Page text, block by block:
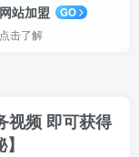
网站加盟
GO
点击了解
视频 即可获得